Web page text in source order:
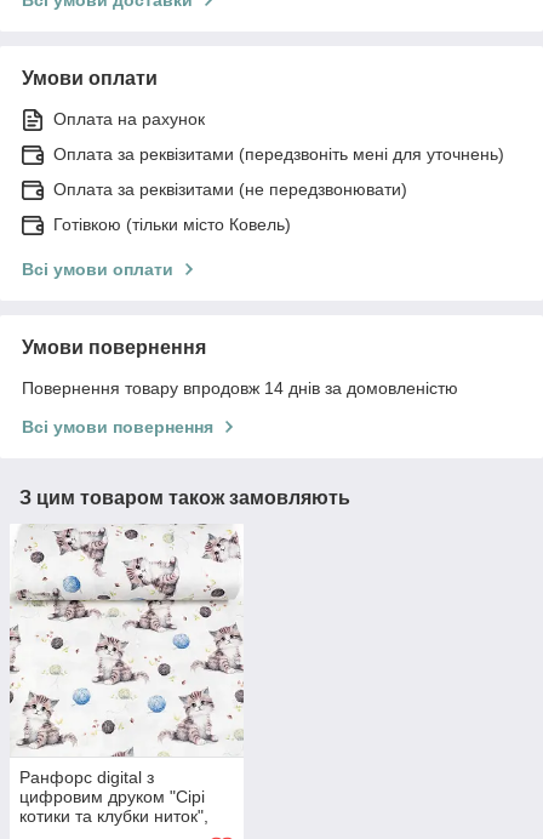
Умови оплати
Оплата на рахунок
Оплата за реквізитами (передзвоніть мені для уточнень)
Оплата за реквізитами (не передзвонювати)
Готівкою (тільки місто Ковель)
Всі умови оплати
Умови повернення
Повернення товару впродовж 14 днів за домовленістю
Всі умови повернення
З цим товаром також замовляють
Ранфорс digital з
цифровим друком "Сірі
котики та клубки ниток",